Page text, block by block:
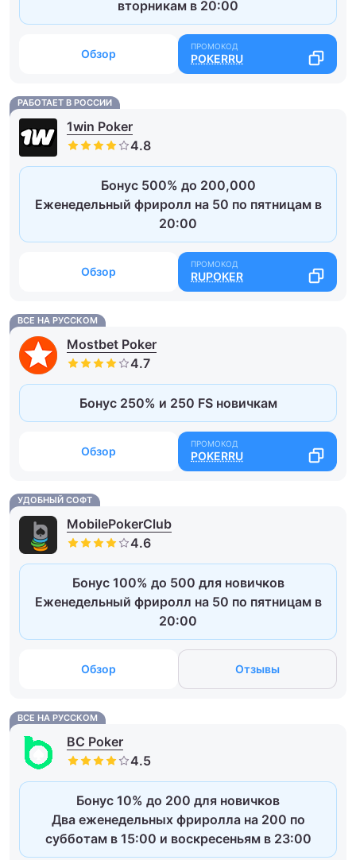
вторникам в 20:00
Обзор POKERRU
РАБОТАЕТ В РОССИИ
1win Poker
Бонус 500% до 200,000
Еженедельный фриролл на 50 по пятницам в
20:00
Обзор RUPOKER
ВСЕ НА РУССКОМ
Mostbet Poker
Бонус 250% и 250 FS новичкам
Обзор POKERRU
УДОБНЫЙ СОФТ
MobilePokerClub
Бонус 100% до 500 для новичков
Еженедельный фриролл на 50 по пятницам в
20:00
Обзор Отзывы
ВСЕ НА РУССКОМ
BC Poker
Бонус 10% до 200 для новичков
Два еженедельных фриролла на 200 по
субботам в 15:00 и воскресеньям в 23:00